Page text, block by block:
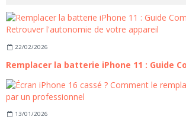
22/02/2026
13/01/2026